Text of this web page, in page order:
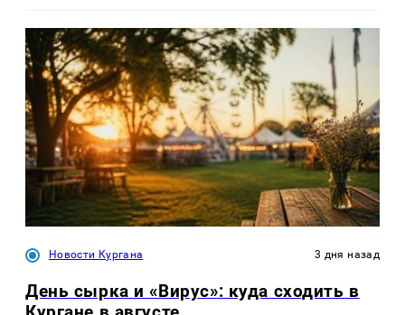
Новости Кургана 3 дня назад
День сырка и «Вирус»: куда сходить в